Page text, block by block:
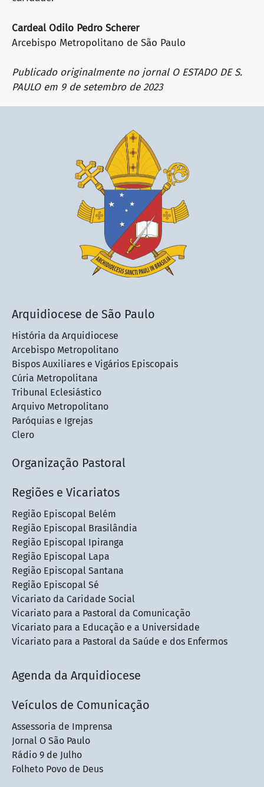
Cardeal Odilo Pedro Scherer
Arcebispo Metropolitano de São Paulo
Publicado originalmente no jornal O ESTADO DE S.
PAULO em 9 de setembro de 2023
Arquidiocese de São Paulo
História da Arquidiocese
Arcebispo Metropolitano
Bispos Auxiliares e Vigários Episcopais
Cúria Metropolitana
Tribunal Eclesiástico
Arquivo Metropolitano
Paróquias e Igrejas
Clero
Organização Pastoral
Regiões e Vicariatos
Região Episcopal Belém
Região Episcopal Brasilândia
Região Episcopal Ipiranga
Região Episcopal Lapa
Região Episcopal Santana
Região Episcopal Sé
Vicariato da Caridade Social
Vicariato para a Pastoral da Comunicação
Vicariato para a Educação e a Universidade
Vicariato para a Pastoral da Saúde e dos Enfermos
Agenda da Arquidiocese
Veículos de Comunicação
Assessoria de Imprensa
Jornal O São Paulo
Rádio 9 de Julho
Folheto Povo de Deus